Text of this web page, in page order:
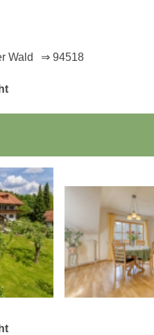
Wald ⇒ 94518